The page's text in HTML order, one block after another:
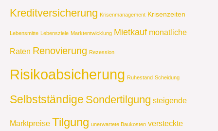
Kreditversicherung Krisenmanagement Krisenzeiten
Lebensmitte Lebensziele Marktentwicklung Mietkauf monatliche
Raten Renovierung Rezession
Risikoabsicherung Ruhestand Scheidung
Selbstständige Sondertilgung steigende
Marktpreise Tilgung unerwartete Baukosten versteckte